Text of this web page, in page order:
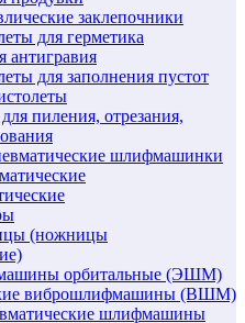
заклепочники
для герметика
антигравия
для заполнения пустот
пиления, отрезания,
шлифмашинки
(ножницы
орбитальные (ЭШМ)
виброшлифмашины (ВШМ)
шлифмашины